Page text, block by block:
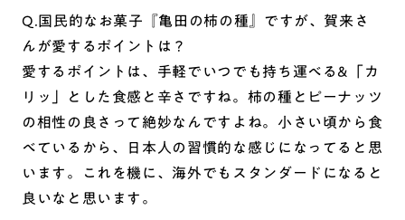
Q.国民的なお菓子『亀田の柿の種』ですが、賀来さ
んが愛するポイントは？
愛するポイントは、手軽でいつでも持ち運べる&「カ
リッ」とした食感と辛さですね。柿の種とピーナッツ
の相性の良さって絶妙なんですよね。小さい頃から食
べているから、日本人の習慣的な感じになってると思
います。これを機に、海外でもスタンダードになると
良いなと思います。